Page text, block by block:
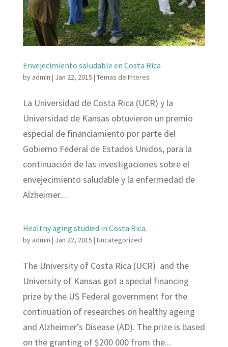
Envejecimiento saludable en Costa Rica
by admin | Jan 22, 2015 | Temas de Interes
La Universidad de Costa Rica (UCR) y la
Universidad de Kansas obtuvieron un premio
especial de financiamiento por parte del
Gobierno Federal de Estados Unidos, para la
continuación de las investigaciones sobre el
envejecimiento saludable y la enfermedad de
Alzheimer....
Healthy aging studied in Costa Rica.
by admin | Jan 22, 2015 | Uncategorized
The University of Costa Rica (UCR) and the
University of Kansas got a special financing
prize by the US Federal government for the
continuation of researches on healthy ageing
and Alzheimer’s Disease (AD). The prize is based
on the granting of $200 000 from the...